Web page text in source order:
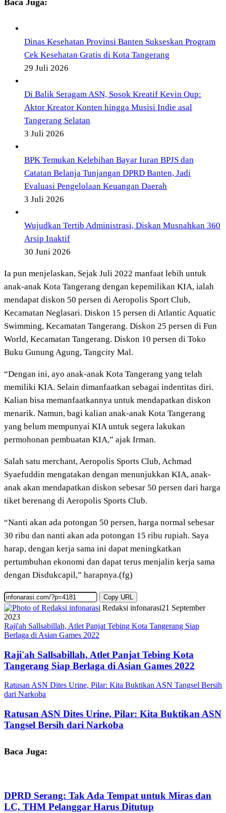
Dinas Kesehatan Provinsi Banten Sukseskan Program
Cek Kesehatan Gratis di Kota Tangerang
29 Juli 2026
Di Balik Seragam ASN, Sosok Kreatif Kevin Qup:
Aktor Kreator Konten hingga Musisi Indie asal
Tangerang Selatan
3 Juli 2026
BPK Temukan Kelebihan Bayar Iuran BPJS dan
Catatan Belanja Tunjangan DPRD Banten, Jadi
Evaluasi Pengelolaan Keuangan Daerah
3 Juli 2026
Wujudkan Tertib Administrasi, Diskan Musnahkan 360
Arsip Inaktif
30 Juni 2026
Ia pun menjelaskan, Sejak Juli 2022 manfaat lebih untuk
anak-anak Kota Tangerang dengan kepemilikan KIA, ialah
mendapat diskon 50 persen di Aeropolis Sport Club,
Kecamatan Neglasari. Diskon 15 persen di Atlantic Aquatic
Swimming, Kecamatan Tangerang. Diskon 25 persen di Fun
World, Kecamatan Tangerang. Diskon 10 persen di Toko
Buku Gunung Agung, Tangcity Mal.
“Dengan ini, ayo anak-anak Kota Tangerang yang telah
memiliki KIA. Selain dimanfaatkan sebagai indentitas diri.
Kalian bisa memanfaatkannya untuk mendapatkan diskon
menarik. Namun, bagi kalian anak-anak Kota Tangerang
yang belum mempunyai KIA untuk segera lakukan
permohonan pembuatan KIA,” ajak Irman.
Salah satu merchant, Aeropolis Sports Club, Achmad
Syaefuddin mengatakan dengan menunjukkan KIA, anak-
anak akan mendapatkan diskon sebesar 50 persen dari harga
tiket berenang di Aeropolis Sports Club.
“Nanti akan ada potongan 50 persen, harga normal sebesar
30 ribu dan nanti akan ada potongan 15 ribu rupiah. Saya
harap, dengan kerja sama ini dapat meningkatkan
pertumbuhan ekonomi dan dapat terus menjalin kerja sama
dengan Disdukcapil,” harapnya.(fg)
Copy URL
Redaksi infonarasi21 September
2023
Raji'ah Sallsabillah, Atlet Panjat Tebing Kota Tangerang Siap
Berlaga di Asian Games 2022
Raji'ah Sallsabillah, Atlet Panjat Tebing Kota
Tangerang Siap Berlaga di Asian Games 2022
Ratusan ASN Dites Urine, Pilar: Kita Buktikan ASN Tangsel Bersih
dari Narkoba
Ratusan ASN Dites Urine, Pilar: Kita Buktikan ASN
Tangsel Bersih dari Narkoba
Baca Juga:
DPRD Serang: Tak Ada Tempat untuk Miras dan
LC, THM Pelanggar Harus Ditutup